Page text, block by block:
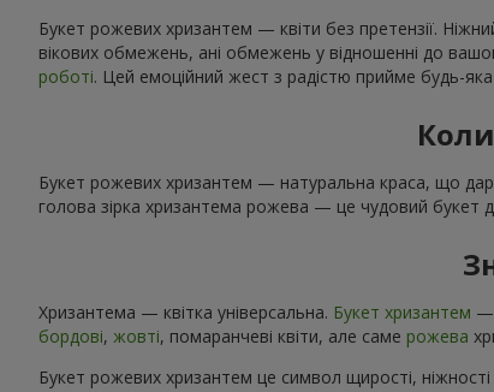
Букет рожевих хризантем — квіти без претензії.
вікових обмежень, ані обмежень у відношенні до
роботі. Цей емоційний жест з радістю прийме будь-
Букет рожевих хризантем — натуральна краса, що
голова зірка хризантема рожева — це чудовий
Хризантема — квітка універсальна. Букет хризантем —
бордові, жовті, помаранчеві квіти, але саме рожева
Букет рожевих хризантем це символ щирості,